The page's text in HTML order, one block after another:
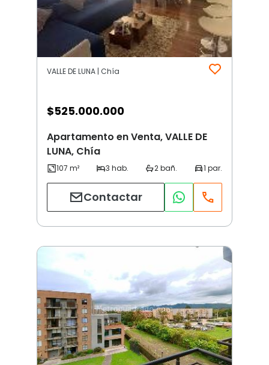
VALLE DE LUNA | Chía
$525.000.000
Apartamento en Venta, VALLE DE
LUNA, Chía
Contactar